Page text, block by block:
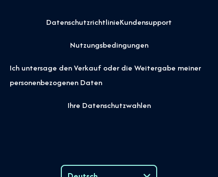
DatenschutzrichtlinieKundensupport
Nutzungsbedingungen
Ich untersage den Verkauf oder die Weitergabe meiner
personenbezogenen Daten
Ihre Datenschutzwahlen